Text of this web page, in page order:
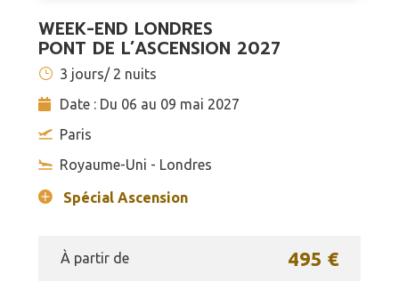
WEEK-END LONDRES
PONT DE L’ASCENSION 2027
3 jours/ 2 nuits
Date : Du 06 au 09 mai 2027
Paris
Royaume-Uni - Londres
Spécial Ascension
À partir de 495 €